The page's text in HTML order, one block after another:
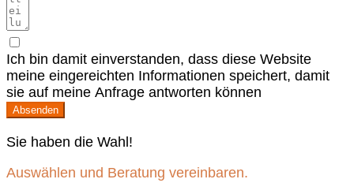
Ich bin damit einverstanden, dass diese Website
meine eingereichten Informationen speichert, damit
sie auf meine Anfrage antworten können
Absenden
Sie haben die Wahl!
Auswählen und Beratung vereinbaren.